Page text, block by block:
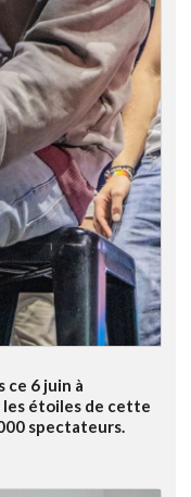
ce 6 juin à
étoiles de cette
spectateurs.